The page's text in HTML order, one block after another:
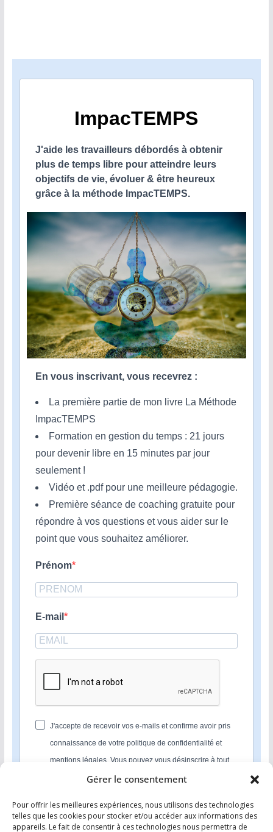
Gérer le consentement
Pour offrir les meilleures expériences, nous utilisons des technologies
telles que les cookies pour stocker et/ou accéder aux informations des
appareils. Le fait de consentir à ces technologies nous permettra de
ImpacTEMPS
J'aide les travailleurs débordés à obtenir
plus de temps libre pour atteindre leurs
objectifs de vie, évoluer & être heureux
grâce à la méthode ImpacTEMPS.
En vous inscrivant, vous recevrez :
La première partie de mon livre La Méthode
ImpacTEMPS
Formation en gestion du temps : 21 jours
pour devenir libre en 15 minutes par jour
seulement !
Vidéo et .pdf pour une meilleure pédagogie.
Première séance de coaching gratuite pour
répondre à vos questions et vous aider sur le
point que vous souhaitez améliorer.
Prénom
E-mail
J'accepte de recevoir vos e-mails et confirme avoir pris
connaissance de votre politique de confidentialité et
mentions légales. Vous pouvez vous désinscrire à tout
moment en cliquant sur le lien présent dans nos emails.
S'INSCRIRE